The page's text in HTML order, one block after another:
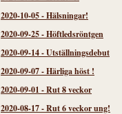
2020-10-05-Hälsningar!
2020-09-25-Höftledsröntgen
2020-09-14-Utställningsdebut
2020-09-07-Härliga höst !
2020-09-01 -Rut 8 veckor
2020-08-17-Rut 6 veckor ung!